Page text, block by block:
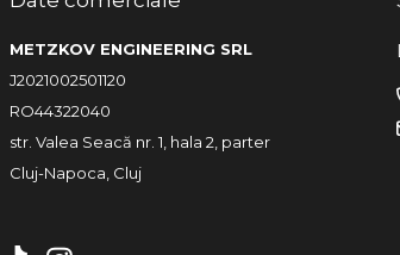
METZKOV ENGINEERING SRL
J2021002501120
RO44322040
str. Valea Seacă nr. 1, hala 2, parter
Cluj-Napoca, Cluj